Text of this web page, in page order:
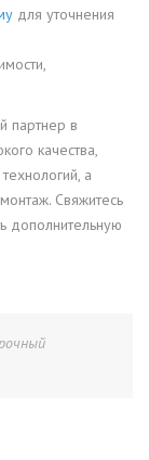
для уточнения
партнер в
качества,
а
Свяжитесь
дополнительную